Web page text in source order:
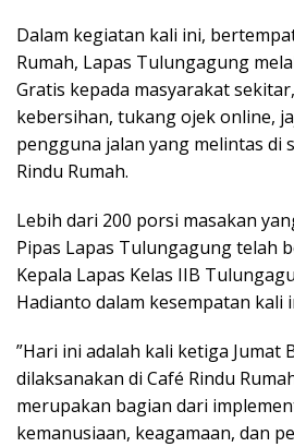
Dalam kegiatan kali ini,
Rumah, Lapas Tulungagung
Gratis kepada masyarakat
kebersihan, tukang ojek online,
pengguna jalan yang melintas di
Rindu Rumah.
Lebih dari 200 porsi masakan
Pipas Lapas Tulungagung telah
Kepala Lapas Kelas IIB
Hadianto dalam kesempatan kali
”Hari ini adalah kali ketiga Jumat
dilaksanakan di Café Rindu
merupakan bagian dari
kemanusiaan, keagamaan, dan